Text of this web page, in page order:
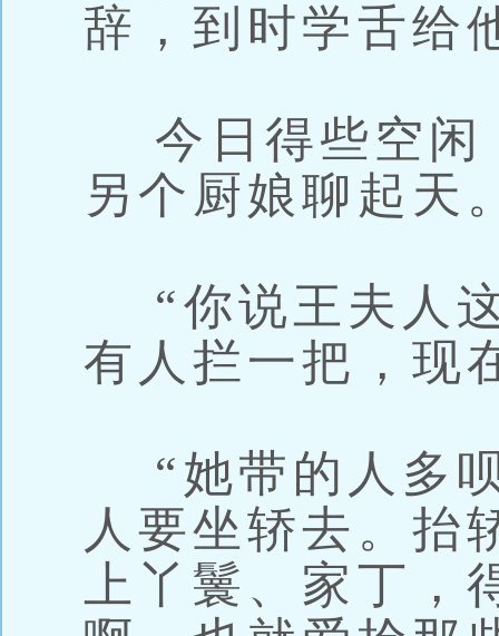
辞，到时学舌给
今日得些空闲
另个厨娘聊起天
“你说王夫人
有人拦一把，现
“她带的人多
人要坐轿去。抬
上丫鬟、家丁，